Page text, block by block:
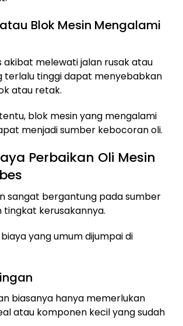
Blok Mesin Mengalami
akibat melewati jalan rusak atau
terlalu tinggi dapat menyebabkan
atau retak.
blok mesin yang mengalami
menjadi sumber kebocoran oli.
Perbaikan Oli Mesin
sangat bergantung pada sumber
kerusakannya.
yang umum dijumpai di
biasanya hanya memerlukan
atau komponen kecil yang sudah